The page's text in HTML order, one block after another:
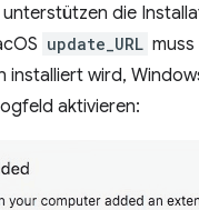
die
update_URL
installiert wird,
aktivieren: